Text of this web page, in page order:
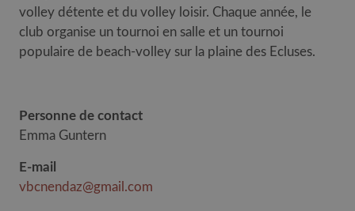
volley détente et du volley loisir. Chaque année, le
club organise un tournoi en salle et un tournoi
populaire de beach-volley sur la plaine des Ecluses.
Personne de contact
Emma Guntern
E-mail
vbcnendaz@gmail.com